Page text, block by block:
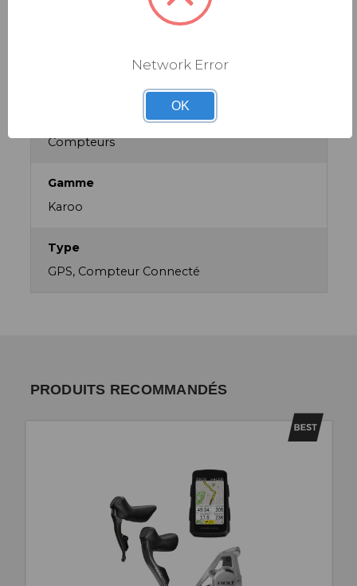
Famille de produit
Compteurs
Gamme
Karoo
Type
GPS, Compteur Connecté
PRODUITS RECOMMANDÉS
Network Error
OK